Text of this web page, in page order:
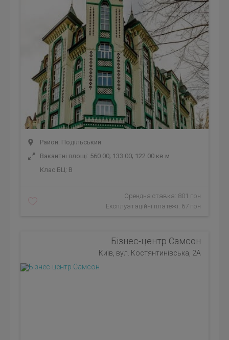
Район: Подільський
Вакантні площі: 560.00; 133.00; 122.00 кв.м
Клас БЦ: B
Орендна ставка: 801 грн
Експлуатаційні платежі: 67 грн
Бізнес-центр Самсон
Київ, вул. Костянтинівська, 2А